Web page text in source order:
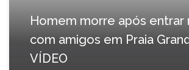
Homem morre após entrar
com amigos em Praia
VÍDEO